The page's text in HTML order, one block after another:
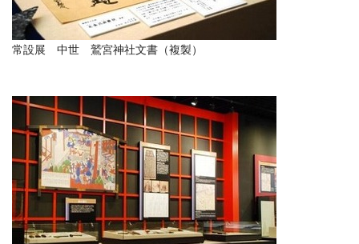
常設展 中世 鷲宮神社文書（複製）